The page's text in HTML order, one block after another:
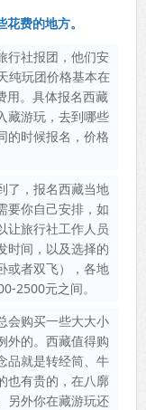
费的地方。
行社报团，他们安
纯玩团价格基本在
用。具体报名西藏
藏游玩，去到哪些
的时候报名，价格
了，报名西藏当地
要你自己安排，如
让旅行社工作人员
时间，以及选择的
或者双飞），各地
2500元之间。
会购买一些大大小
外的。西藏值得购
品就是转经筒、牛
也有贵的，在八廓
另外你在藏游玩还